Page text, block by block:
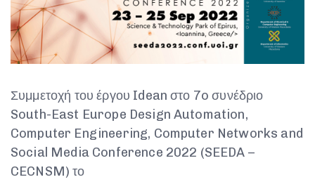
Συμμετοχή του έργου Idean στο 7o συνέδριο
South-East Europe Design Automation,
Computer Engineering, Computer Networks and
Social Media Conference 2022 (SEEDA –
CECNSM) το